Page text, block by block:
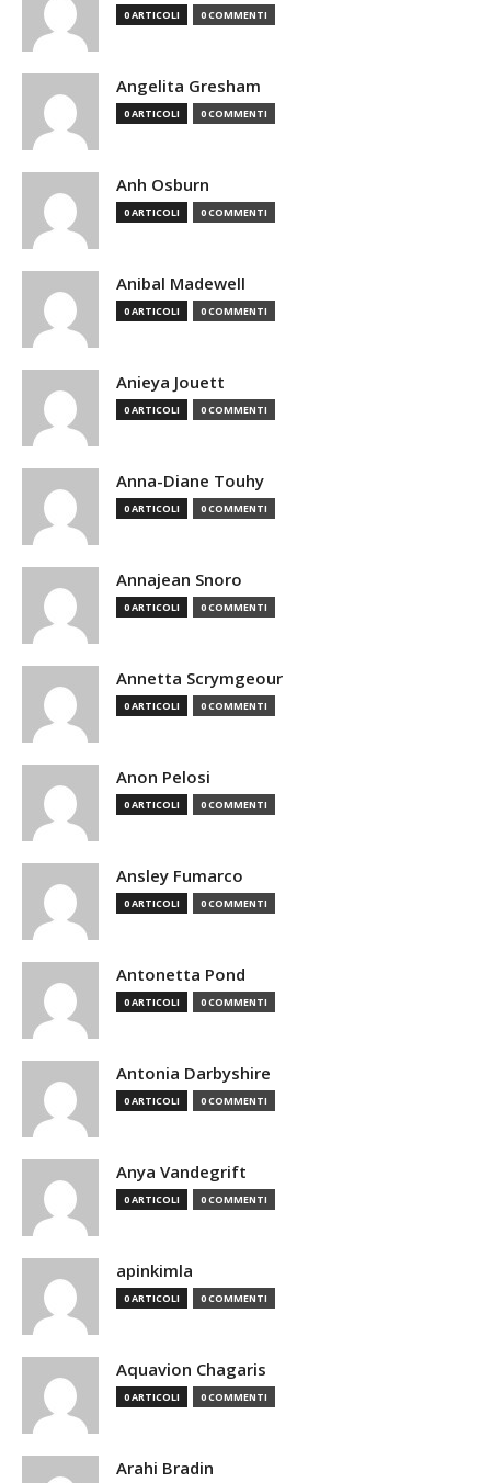
0 ARTICOLI 0 COMMENTI
Angelita Gresham
0 ARTICOLI 0 COMMENTI
Anh Osburn
0 ARTICOLI 0 COMMENTI
Anibal Madewell
0 ARTICOLI 0 COMMENTI
Anieya Jouett
0 ARTICOLI 0 COMMENTI
Anna-Diane Touhy
0 ARTICOLI 0 COMMENTI
Annajean Snoro
0 ARTICOLI 0 COMMENTI
Annetta Scrymgeour
0 ARTICOLI 0 COMMENTI
Anon Pelosi
0 ARTICOLI 0 COMMENTI
Ansley Fumarco
0 ARTICOLI 0 COMMENTI
Antonetta Pond
0 ARTICOLI 0 COMMENTI
Antonia Darbyshire
0 ARTICOLI 0 COMMENTI
Anya Vandegrift
0 ARTICOLI 0 COMMENTI
apinkimla
0 ARTICOLI 0 COMMENTI
Aquavion Chagaris
0 ARTICOLI 0 COMMENTI
Arahi Bradin